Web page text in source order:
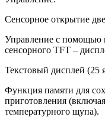
Сенсорное открытие
Управление с помощью
сенсорного TFT –
Текстовый дисплей (25
Функция памяти для
приготовления
температурного щупа).